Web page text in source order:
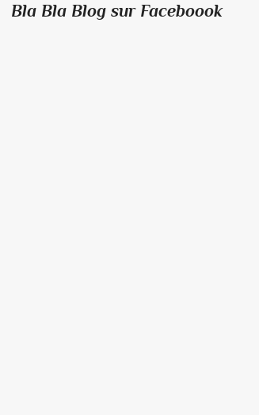
Bla Bla Blog sur Faceboook